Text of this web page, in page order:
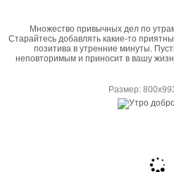
Множество привычных дел по
Старайтесь добавлять какие-то
позитива в утренние минуты.
неповторимым и приносит в вашу
Размер: